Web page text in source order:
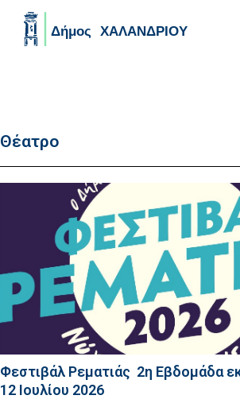
Θέατρο
Φεστιβάλ Ρεματιάς 2η Εβδομάδα
12 Ιουλίου 2026